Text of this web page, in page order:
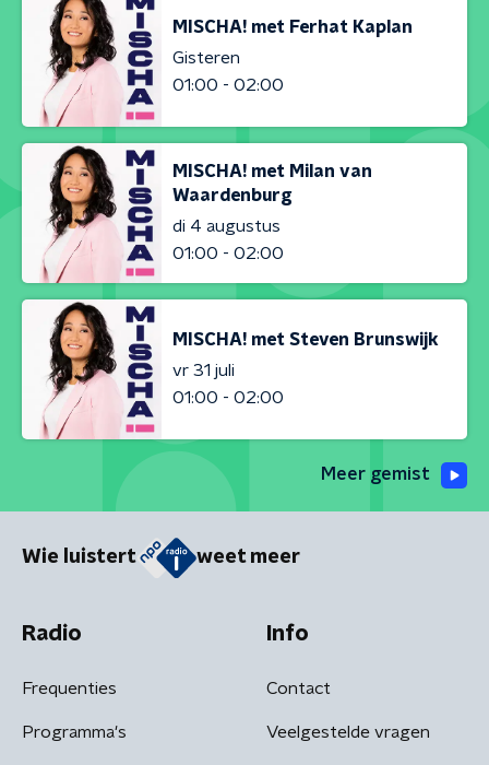
MISCHA! met Ferhat Kaplan
Gisteren
01:00 - 02:00
MISCHA! met Milan van
Waardenburg
di 4 augustus
01:00 - 02:00
MISCHA! met Steven Brunswijk
vr 31 juli
01:00 - 02:00
Meer gemist
Wie luistert weet meer
Radio
Frequenties
Programma's
Info
Contact
Veelgestelde vragen